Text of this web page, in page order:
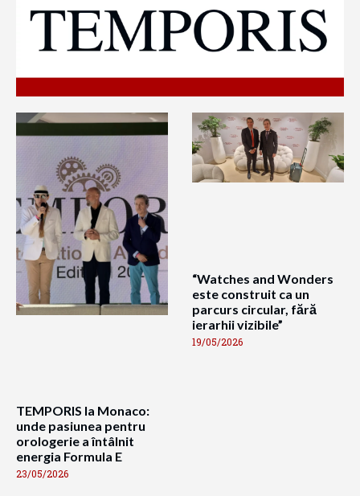
TEMPORIS la Monaco:
unde pasiunea pentru
orologerie a întâlnit
energia Formula E
23/05/2026
“Watches and Wonders
este construit ca un
parcurs circular, fără
ierarhii vizibile”
19/05/2026